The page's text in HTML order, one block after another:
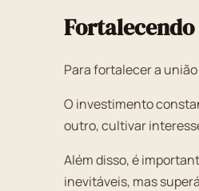
Para fortalecer a
O investimento
outro, cultivar
Além disso, é
inevitáveis, mas